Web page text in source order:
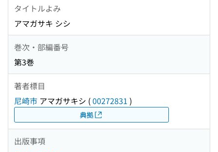
タイトルよみ
アマガサキ シシ
巻次・部編番号
第3巻
著者標目
尼崎市 アマガサキシ (00272831 )
典拠
出版事項